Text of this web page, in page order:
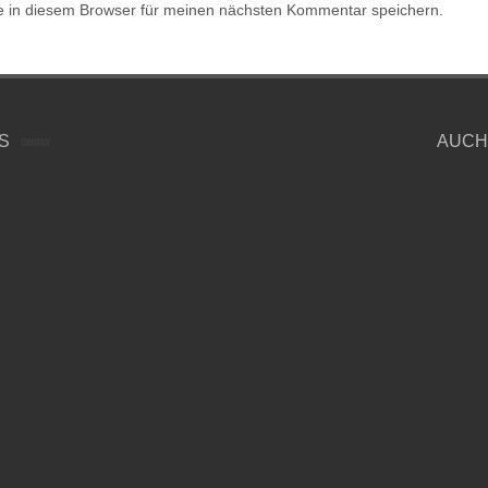
diesem Browser für meinen nächsten Kommentar speichern.